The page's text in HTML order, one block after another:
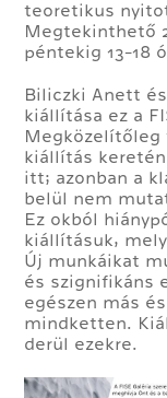
teoretikus
Megtekinthető
péntekig 13-18
Biliczki Anett
kiállítása ez a
Megközelítőleg
kiállítás
itt; azonban a
belül nem
Ez okból
kiállításuk,
Új munkáikat
és szignifikáns
egészen más
mindketten.
derül ezekre.